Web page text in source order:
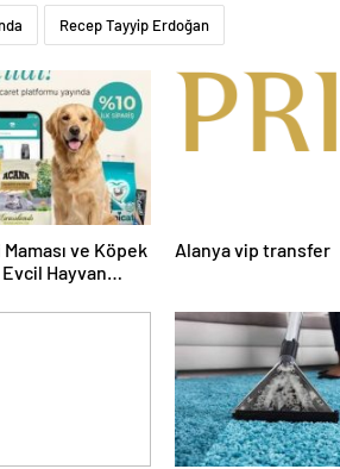
Recep Tayyip Erdoğan
ve Köpek
Evcil Hayvan
Alanya vip transfer